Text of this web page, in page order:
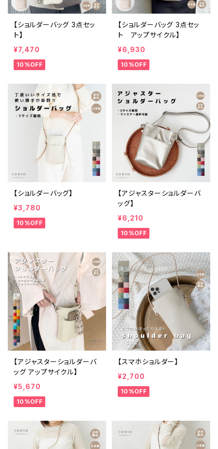
【ショルダーバッグ 3点セッ
ト】
¥7,470
10%OFF
【ショルダーバッグ 3点セッ
ト アップサイクル】
¥6,930
10%OFF
【ショルダーバッグ】
¥3,780
10%OFF
【アジャスターショルダーバ
ッグ】
¥6,210
10%OFF
【アジャスターショルダーバ
ッグ アップサイクル】
¥5,670
10%OFF
【スマホショルダー】
¥2,700
10%OFF